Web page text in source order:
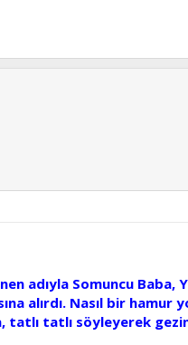
Somuncu Baba,
alırdı. Nasıl bir
tatlı tatlı söyleyerek